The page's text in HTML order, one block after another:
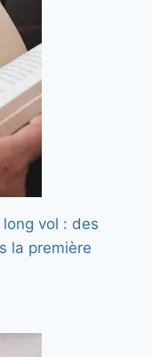
vol : des
la première